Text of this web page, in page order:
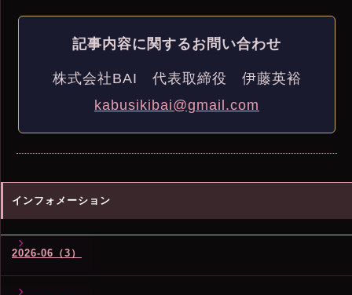
記事内容に関するお問い合わせ
株式会社BAI 代表取締役 伊藤英裕
kabusikibai@gmail.com
インフォメーション
2026-06（3）